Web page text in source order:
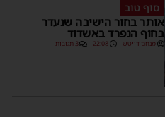
סוף טוב
אותר בחור הישיבה שנעדר
בחוף הנפרד באשדוד
מנחם דויטש 22:08 3 תגובות